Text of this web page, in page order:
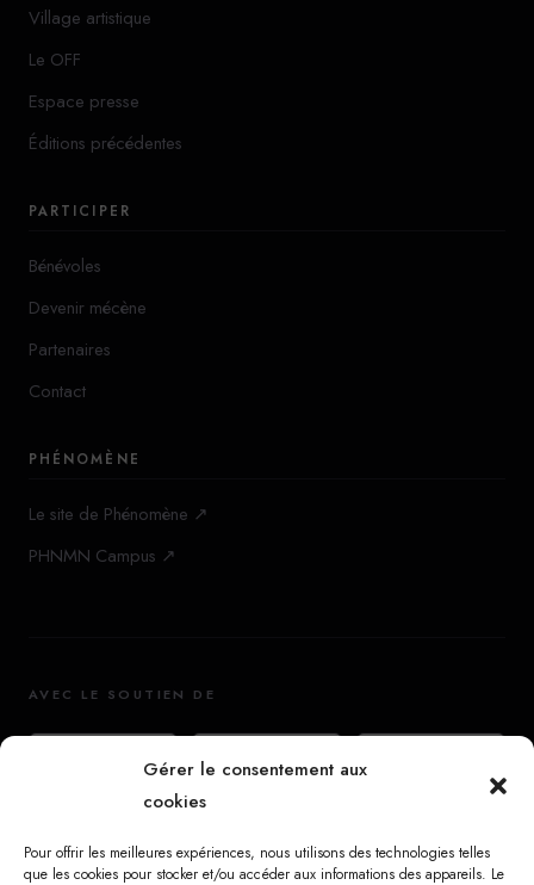
Gérer le consentement aux
cookies
Pour offrir les meilleures expériences, nous utilisons des technologies telles
que les cookies pour stocker et/ou accéder aux informations des appareils. Le
Village artistique
Le OFF
Espace presse
Éditions précédentes
PARTICIPER
Bénévoles
Devenir mécène
Partenaires
Contact
PHÉNOMÈNE
Le site de Phénomène ↗
PHNMN Campus ↗
AVEC LE SOUTIEN DE